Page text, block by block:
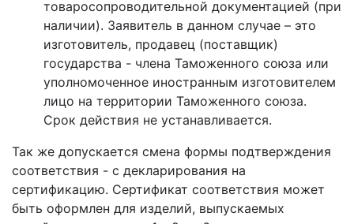
товаросопроводительной документацией (при
наличии). Заявитель в данном случае – это
изготовитель, продавец (поставщик)
государства - члена Таможенного союза или
уполномоченное иностранным изготовителем
лицо на территории Таможенного союза.
Срок действия не устанавливается.
Так же допускается смена формы подтверждения
соответствия - с декларирования на
сертификацию. Сертификат соответствия может
быть оформлен для изделий, выпускаемых